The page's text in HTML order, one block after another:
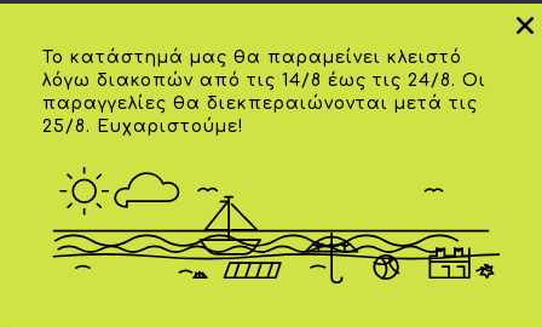
ΣΧΕΤΙΚΆ ΠΡΟΪΌΝΤΑ
wishlist
Το κατάστημά μας θα παραμείνει κλειστό
λόγω διακοπών από τις 14/8 έως τις 24/8. Οι
παραγγελίες θα διεκπεραιώνονται μετά τις
25/8. Ευχαριστούμε!